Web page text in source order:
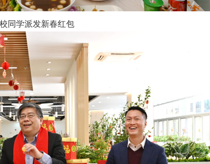
同学派发新春红包